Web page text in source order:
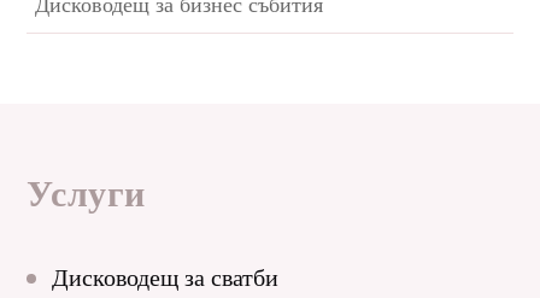
Услуги
Дисководещ за сватби